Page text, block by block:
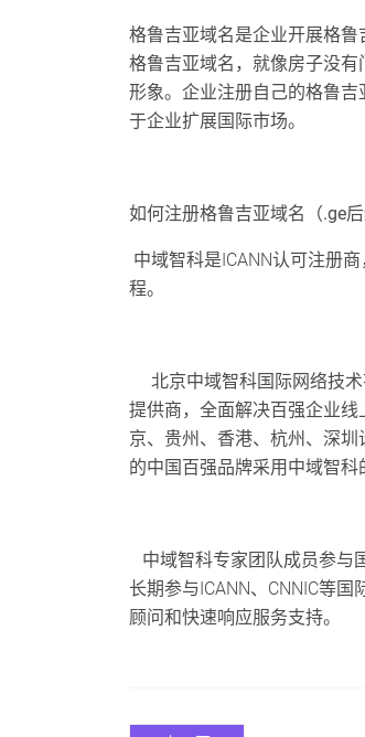
格鲁吉亚域名是企业开展格
格鲁吉亚域名，就像房子没
形象。企业注册自己的格鲁
于企业扩展国际市场。
如何注册格鲁吉亚域名（.ge
中域智科是ICANN认可注册
程。
北京中域智科国际网络技术
提供商，全面解决百强企业
京、贵州、香港、杭州、深
的中国百强品牌采用中域智科
中域智科专家团队成员参与
长期参与ICANN、CNNIC等
顾问和快速响应服务支持。